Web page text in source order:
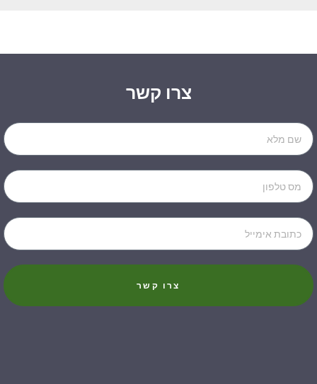
צרו קשר
Name
Phone
Email
צרו קשר